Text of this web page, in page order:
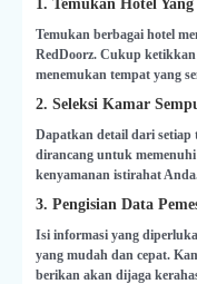
1. Temukan Hotel
Temukan berbagai hotel
RedDoorz. Cukup
menemukan tempat yang
2. Seleksi Kamar
Dapatkan detail dari
dirancang untuk
kenyamanan istirahat
3. Pengisian Data
Isi informasi yang
yang mudah dan cepat.
berikan akan dijaga